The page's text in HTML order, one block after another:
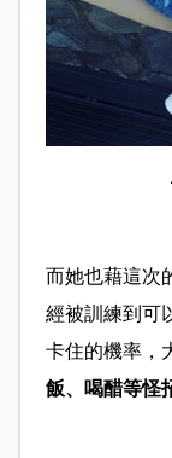
而她也藉這次
經被訓練到可
卡住的機率，
飯、喝醋等怪